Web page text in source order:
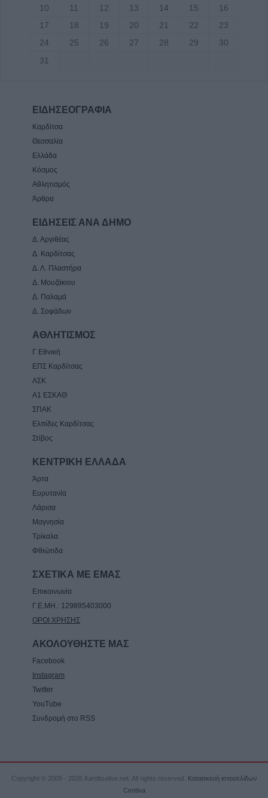
10
11 12 13 14 15
16
17
18 19 20 21 22
23
24
25 26 27 28 29
30
31
ΕΙΔΗΣΕΟΓΡΑΦΙΑ
Καρδίτσα
Θεσσαλία
Ελλάδα
Κόσμος
Αθλητισμός
Άρθρα
ΕΙΔΗΣΕΙΣ ΑΝΑ ΔΗΜΟ
Δ. Αργιθέας
Δ. Καρδίτσας
Δ. Λ. Πλαστήρα
Δ. Μουζάκιου
Δ. Παλαμά
Δ. Σοφάδων
ΑΘΛΗΤΙΣΜΟΣ
Γ Εθνική
ΕΠΣ Καρδίτσας
ΑΣΚ
Α1 ΕΣΚΑΘ
ΣΠΑΚ
Ελπίδες Καρδίτσας
Στίβος
ΚΕΝΤΡΙΚΗ ΕΛΛΑΔΑ
Άρτα
Ευρυτανία
Λάρισα
Μαγνησία
Τρίκαλα
Φθιώτιδα
ΣΧΕΤΙΚΑ ΜΕ ΕΜΑΣ
Επικοινωνία
Γ.Ε.ΜΗ.: 129895403000
ΟΡΟΙ ΧΡΗΣΗΣ
ΑΚΟΛΟΥΘΗΣΤΕ ΜΑΣ
Facebook
Instagram
Twitter
YouTube
Συνδρομή στο RSS
Copyright © 2009 - 2026 Karditsalive.net. All rights reserved.
Κατασκευή ιστοσελίδων
Centiva